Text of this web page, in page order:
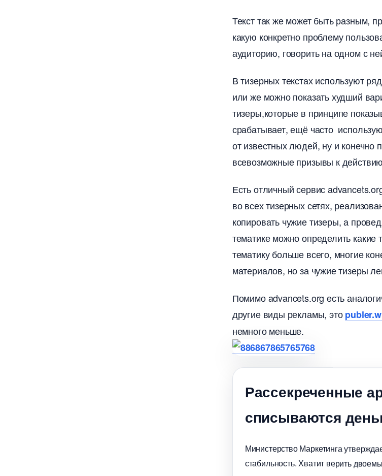
Текст так же может быть разным,
какую конкретно проблему
аудиторию, говорить на одном с
тизерных текстах используют
или же можно показать худший
тизеры,которые в принципе
срабатывает, ещё часто
от известных людей, ну и конечно
севозможные призывы к
Есть отличный сервис
о всех тизерных сетях,
копировать чужие тизеры, а
тематике можно определить
тематику больше всего, многие
материалов, но за чужие тизеры
Помимо advancets.org есть
другие виды рекламы, это
немного меньше.
Рассекреченные
списываются
Министерство Маркетинга
стабильность. Хватит верить